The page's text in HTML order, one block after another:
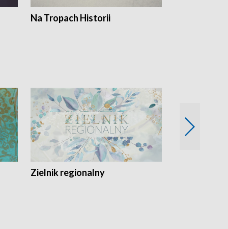
Na Tropach Historii
Zielnik regionalny